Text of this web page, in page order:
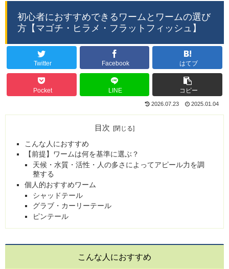
初心者におすすめできるワームとワームの選び
方【マゴチ・ヒラメ・フラットフィッシュ】
Twitter Facebook はてブ
Pocket LINE コピー
2026.07.23 2025.01.04
目次
こんな人におすすめ
【前提】ワームは何を基準に選ぶ？
天候・水質・活性・人の多さによってアピール力を調
整する
個人的おすすめワーム
シャッドテール
グラブ・カーリーテール
ピンテール
こんな人におすすめ